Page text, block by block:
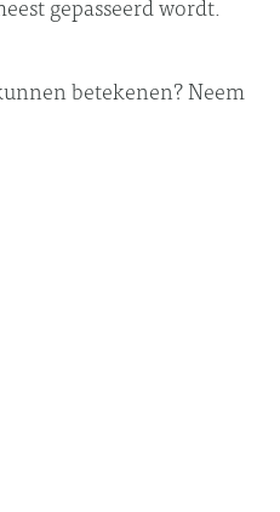
betekenen? Neem